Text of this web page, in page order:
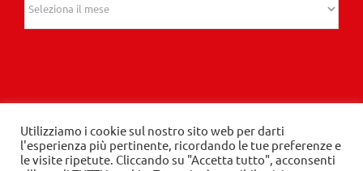
© 2020 Edizioni Turbo by Tespi Mediagroup -
Utilizziamo i cookie sul nostro sito web per darti
l'esperienza più pertinente, ricordando le tue preferenze e
le visite ripetute. Cliccando su "Accetta tutto", acconsenti